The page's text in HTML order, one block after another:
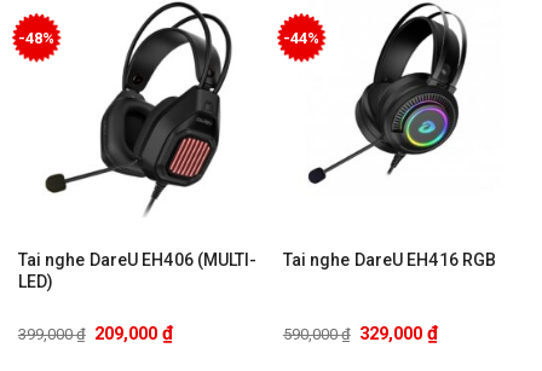
-48%
Tai nghe DareU EH406 (MULTI-
LED)
399,000₫ 209,000 ₫
-44%
Tai nghe DareU EH416 RGB
590,000₫ 329,000 ₫